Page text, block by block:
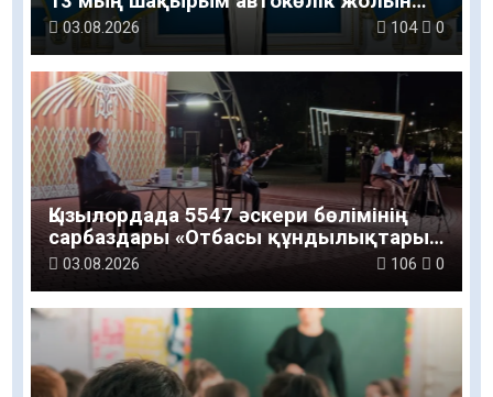
салу және жөндеу жұмысы
03.08.2026 104 0
Қызылордада 5547 әскери бөлімінің
сарбаздары «Отбасы құндылықтары
– ұлт болашағы» атты рухани-мәдени
03.08.2026 106 0